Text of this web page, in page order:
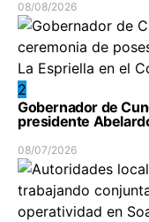
08/08/2026
2
Gobernador de
presidente
08/07/2026